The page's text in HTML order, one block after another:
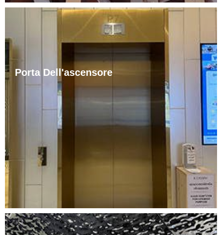
Porta Dell'ascensore
Gli ascensori sono decorati in vari stili, come europeo,
moderno e cinese. Questo perché con il miglioramento
degli standard di vita, le persone non sono più
soddisfatte del tradizionale stile monotono di
decorazione degli ascensori. Le coperture delle porte
degli ascensori possono essere realizzate ……